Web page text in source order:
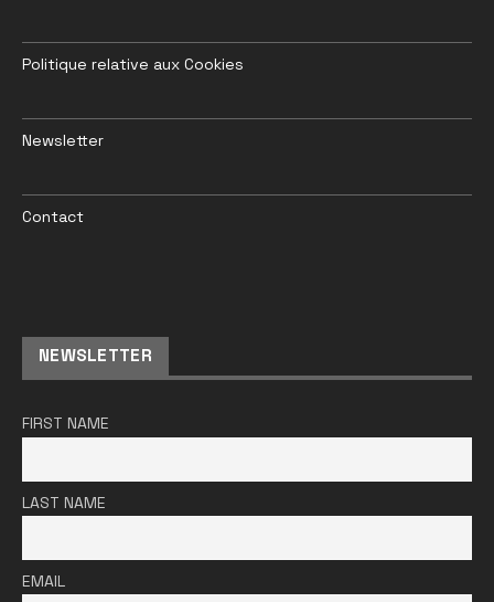
Politique relative aux Cookies
Newsletter
Contact
NEWSLETTER
FIRST NAME
LAST NAME
EMAIL